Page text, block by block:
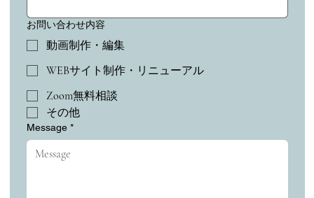
お問い合わせ内容
動画制作・編集
WEBサイト制作・リニューアル
Zoom無料相談
その他
Message *